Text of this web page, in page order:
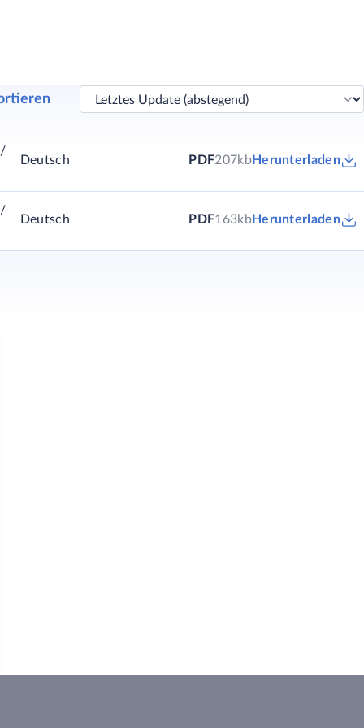
/
Deutsch PDF207kbHerunterladen
/
Deutsch PDF163kbHerunterladen